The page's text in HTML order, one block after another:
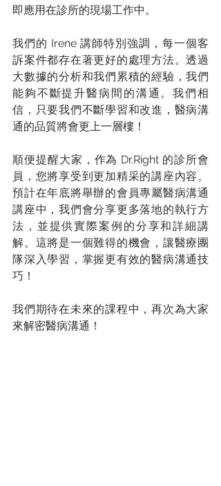
即應用在診所的現場工作中。
我們的 Irene 講師特別強調，每一個客
訴案件都存在著更好的處理方法。透過
大數據的分析和我們累積的經驗，我們
能夠不斷提升醫病間的溝通。我們相
信，只要我們不斷學習和改進，醫病溝
通的品質將會更上一層樓！
順便提醒大家，作為 Dr.Right 的診所會
員，您將享受到更加精采的講座內容。
預計在年底將舉辦的會員專屬醫病溝通
講座中，我們會分享更多落地的執行方
法，並提供實際案例的分享和詳細講
解。這將是一個難得的機會，讓醫療團
隊深入學習，掌握更有效的醫病溝通技
巧！
我們期待在未來的課程中，再次為大家
來解密醫病溝通！